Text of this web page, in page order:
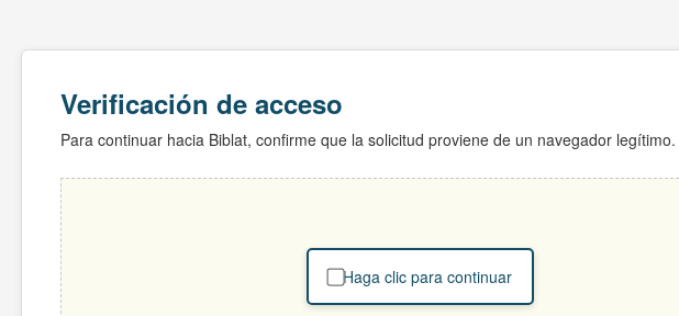
Verificación de acceso
Para continuar hacia Biblat, confirme que la solicitud proviene de un navegador legítimo.
Haga clic para continuar